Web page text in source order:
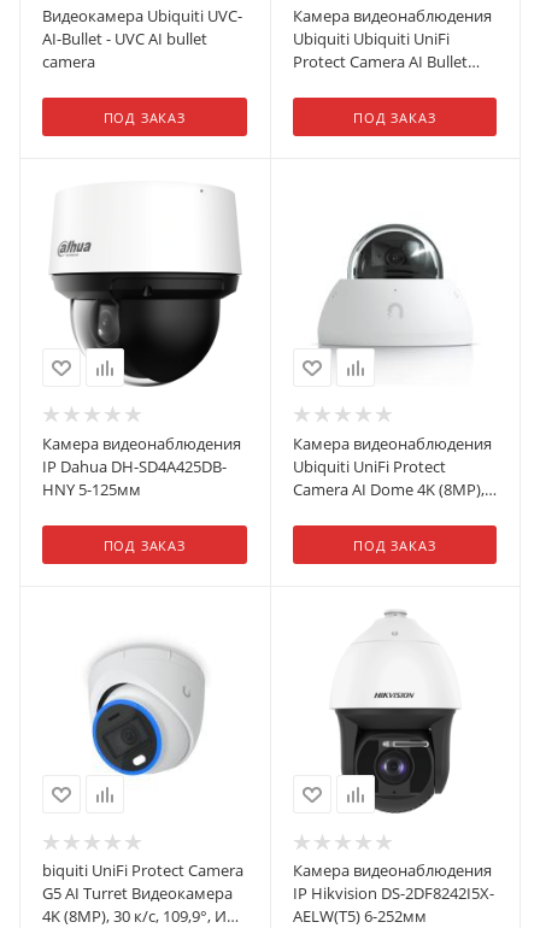
Видеокамера Ubiquiti UVC-
AI-Bullet - UVC AI bullet
camera
ПОД ЗАКАЗ
Камера видеонаблюдения
Ubiquiti Ubiquiti UniFi
Protect Camera AI Bullet
ПОД ЗАКАЗ
Камера видеонаблюдения
IP Dahua DH-SD4A425DB-
HNY 5-125мм
ПОД ЗАКАЗ
Камера видеонаблюдения
Ubiquiti UniFi Protect
Camera AI Dome 4K (8MP),
до 40 м
ПОД ЗАКАЗ
biquiti UniFi Protect Camera
G5 AI Turret Видеокамера
4K (8MP), 30 к/с, 109,9°, ИК-
Камера видеонаблюдения
IP Hikvision DS-2DF8242I5X-
AELW(T5) 6-252мм